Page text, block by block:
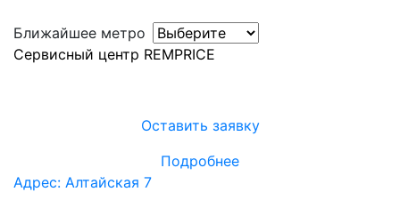
Ближайшее метро
Сервисный центр REMPRICE
Оставить заявку
Подробнее
Адрес: Алтайская 7